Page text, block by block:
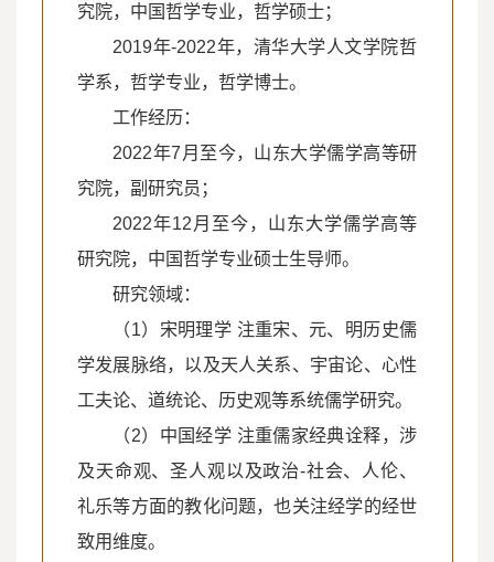
究院，中国哲学专业，哲学硕士；
2019年-2022年，清华大学人文学院哲
学系，哲学专业，哲学博士。
工作经历：
2022年7月至今，山东大学儒学高等研
究院，副研究员；
2022年12月至今，山东大学儒学高等
研究院，中国哲学专业硕士生导师。
研究领域：
（1）宋明理学 注重宋、元、明历史儒
学发展脉络，以及天人关系、宇宙论、心性
工夫论、道统论、历史观等系统儒学研究。
（2）中国经学 注重儒家经典诠释，涉
及天命观、圣人观以及政治-社会、人伦、
礼乐等方面的教化问题，也关注经学的经世
致用维度。